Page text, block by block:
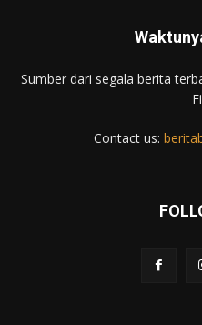
Sumber dari segala berita
Contact us: